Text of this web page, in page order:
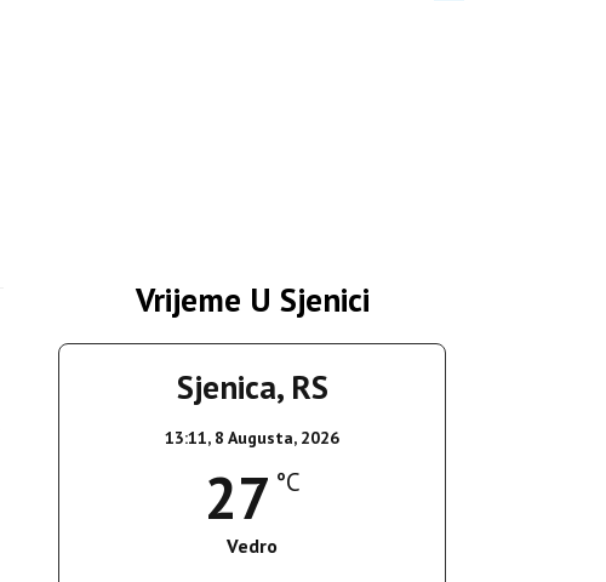
Vrijeme U Sjenici
Sjenica, RS
13:11, 8 Augusta, 2026
27 °C
Vedro